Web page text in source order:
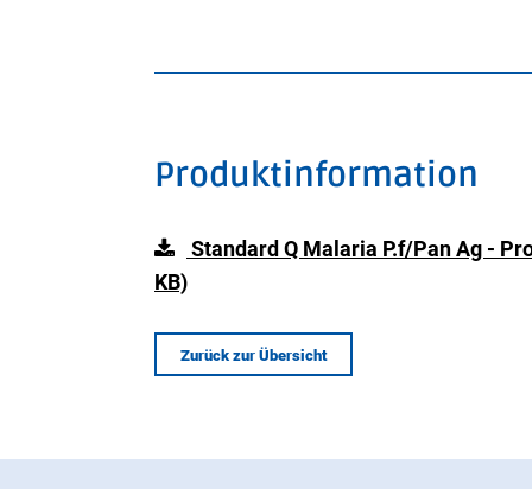
Produktinformation
Standard Q Malaria P.f/Pan Ag -
KB)
Zurück zur Übersicht